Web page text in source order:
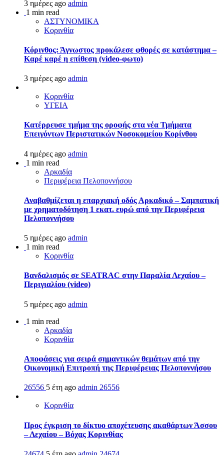
3 ημέρες ago admin
1 min read
ΑΣΤΥΝΟΜΙΚΑ
Κορινθία
Κόρινθος: Άγνωστος προκάλεσε φθορές σε κατάστημα –
Καρέ καρέ η επίθεση (video-φωτο)
3 ημέρες ago admin
Κορινθία
ΥΓΕΙΑ
Kατέρρευσε τμήμα της οροφής στα νέα Τμήματα
Επειγόντων Περιστατικών Νοσοκομείου Κορίνθου
4 ημέρες ago admin
1 min read
Αρκαδία
Περιφέρεια Πελοποννήσου
Αναβαθμίζεται η επαρχιακή οδός Αρκαδικό – Σαμπατική
με χρηματοδότηση 1 εκατ. ευρώ από την Περιφέρεια
Πελοποννήσου
5 ημέρες ago admin
1 min read
Κορινθία
Βανδαλισμός σε SEATRAC στην Παραλία Λεχαίου –
Περιγιαλίου (video)
5 ημέρες ago admin
1 min read
Αρκαδία
Κορινθία
Αποφάσεις για σειρά σημαντικών θεμάτων από την
Οικονομική Επιτροπή της Περιφέρειας Πελοποννήσου
26556 5 έτη ago admin 26556
Κορινθία
Προς έγκριση το δίκτυο αποχέτευσης ακαθάρτων Άσσου
– Λεχαίου – Βόχας Κορινθίας